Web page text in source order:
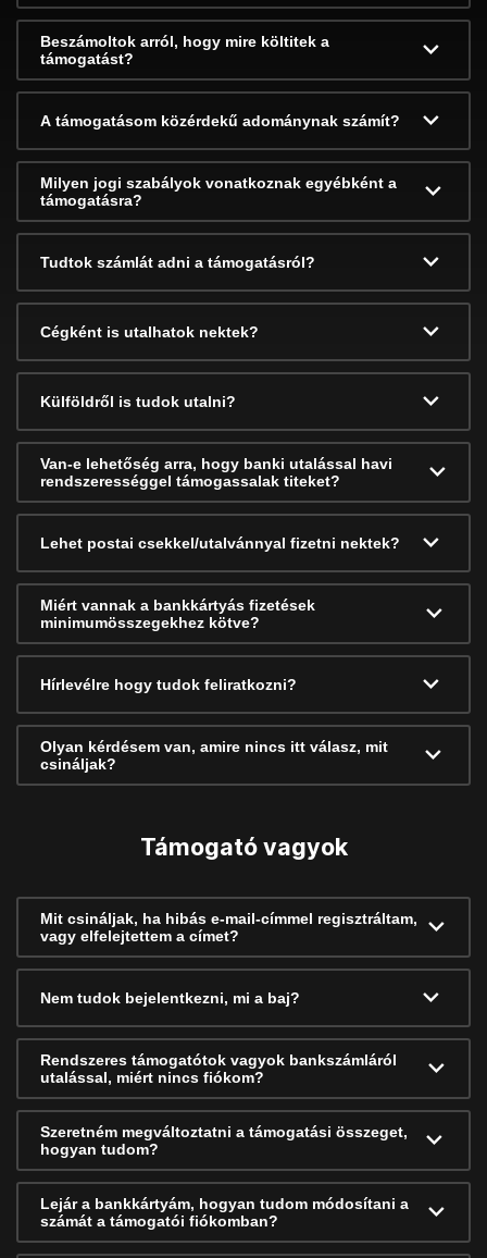
Beszámoltok arról, hogy mire költitek a
támogatást?
A támogatásom közérdekű adománynak számít?
Milyen jogi szabályok vonatkoznak egyébként a
támogatásra?
Tudtok számlát adni a támogatásról?
Cégként is utalhatok nektek?
Külföldről is tudok utalni?
Van-e lehetőség arra, hogy banki utalással havi
rendszerességgel támogassalak titeket?
Lehet postai csekkel/utalvánnyal fizetni nektek?
Miért vannak a bankkártyás fizetések
minimumösszegekhez kötve?
Hírlevélre hogy tudok feliratkozni?
Olyan kérdésem van, amire nincs itt válasz, mit
csináljak?
Támogató vagyok
Mit csináljak, ha hibás e-mail-címmel regisztráltam,
vagy elfelejtettem a címet?
Nem tudok bejelentkezni, mi a baj?
Rendszeres támogatótok vagyok bankszámláról
utalással, miért nincs fiókom?
Szeretném megváltoztatni a támogatási összeget,
hogyan tudom?
Lejár a bankkártyám, hogyan tudom módosítani a
számát a támogatói fiókomban?